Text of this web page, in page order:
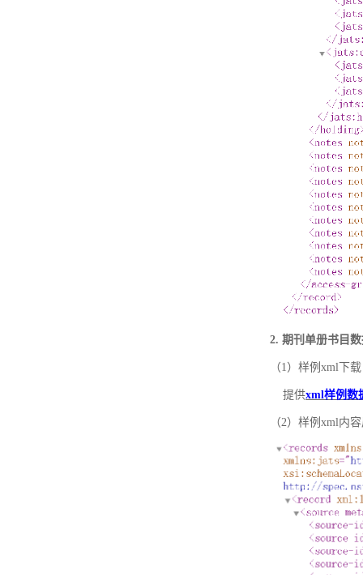
2. 期刊单册书目
（1）样例xml下载
提供xml样例数
（2）样例xml内